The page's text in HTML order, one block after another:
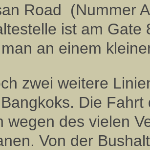
Road (Nummer
ist am
an einem
zwei weitere
Die
wegen des vielen
Von der